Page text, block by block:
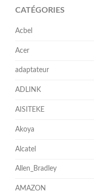
CATÉGORIES
Acbel
Acer
adaptateur
ADLINK
AISITEKE
Akoya
Alcatel
Allen_Bradley
AMAZON